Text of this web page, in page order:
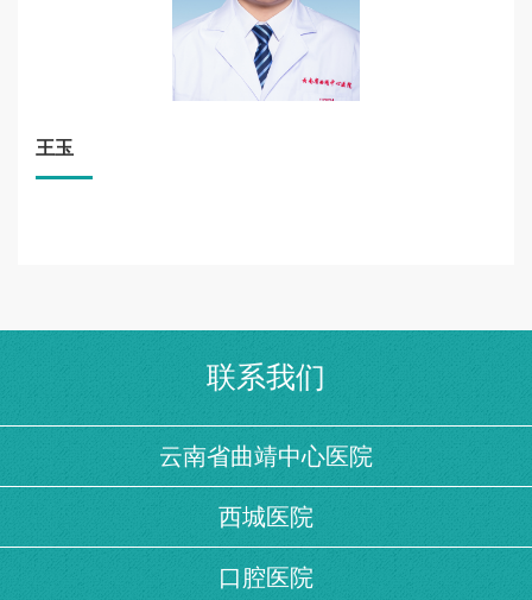
王玉
联系我们
云南省曲靖中心医院
西城医院
口腔医院